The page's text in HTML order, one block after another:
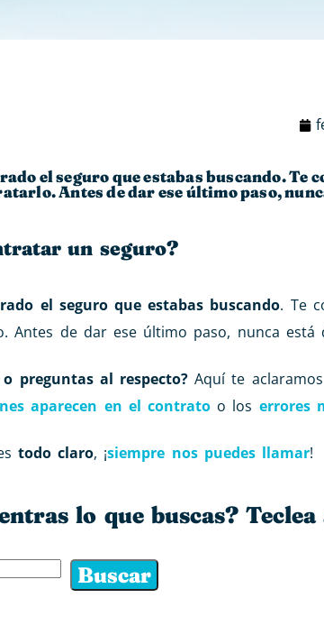
el seguro que estabas buscando. Te
Antes de dar ese último paso,
un seguro?
el seguro que estabas buscando. Te
Antes de dar ese último paso, nunca
preguntas al respecto? Aquí te
aparecen en el contrato o los errores
todo claro, ¡siempre nos puedes llamar!
lo que buscas?